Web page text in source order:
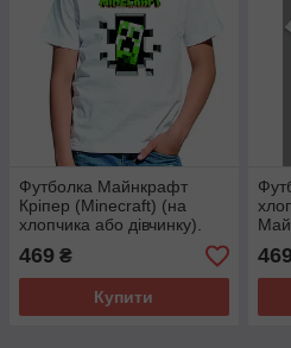
Футболка Майнкрафт
Кріпер (Minecraft) (на
хлопчика або дівчинку).
Чудова якість.
469 ₴
Купити
одяг.